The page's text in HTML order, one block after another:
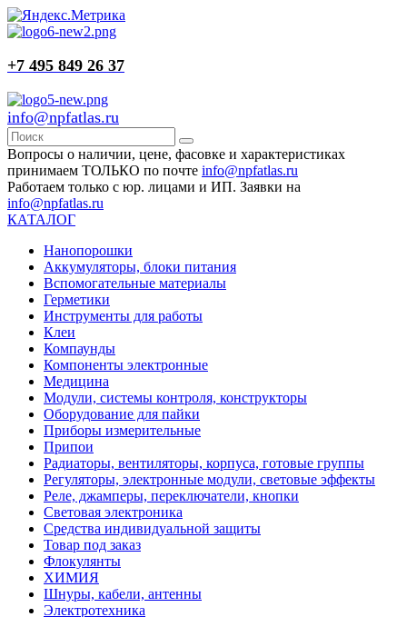
+7 495 849 26 37
info@npfatlas.ru
Вопросы о наличии, цене, фасовке и характеристиках
принимаем ТОЛЬКО по почте info@npfatlas.ru
Работаем только с юр. лицами и ИП. Заявки на
info@npfatlas.ru
КАТАЛОГ
Нанопорошки
Аккумуляторы, блоки питания
Вспомогательные материалы
Герметики
Инструменты для работы
Клеи
Компаунды
Компоненты электронные
Медицина
Модули, системы контроля, конструкторы
Оборудование для пайки
Приборы измерительные
Припои
Радиаторы, вентиляторы, корпуса, готовые группы
Регуляторы, электронные модули, световые эффекты
Реле, джамперы, переключатели, кнопки
Световая электроника
Средства индивидуальной защиты
Товар под заказ
Флокулянты
ХИМИЯ
Шнуры, кабели, антенны
Электротехника